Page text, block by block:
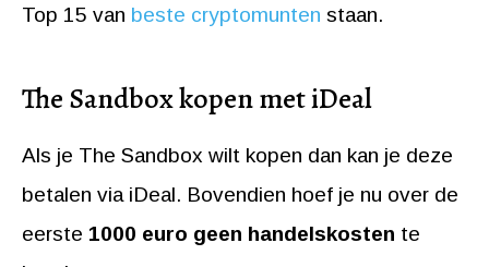
Top 15 van beste cryptomunten staan.
The Sandbox kopen met iDeal
Als je The Sandbox wilt kopen dan kan je deze
betalen via iDeal. Bovendien hoef je nu over de
eerste 1000 euro geen handelskosten te